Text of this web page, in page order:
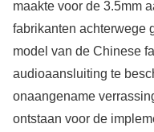
maakte voor de 3.5mm
fabrikanten achterwege
model van de Chinese
audioaansluiting te
onaangename
ontstaan voor de